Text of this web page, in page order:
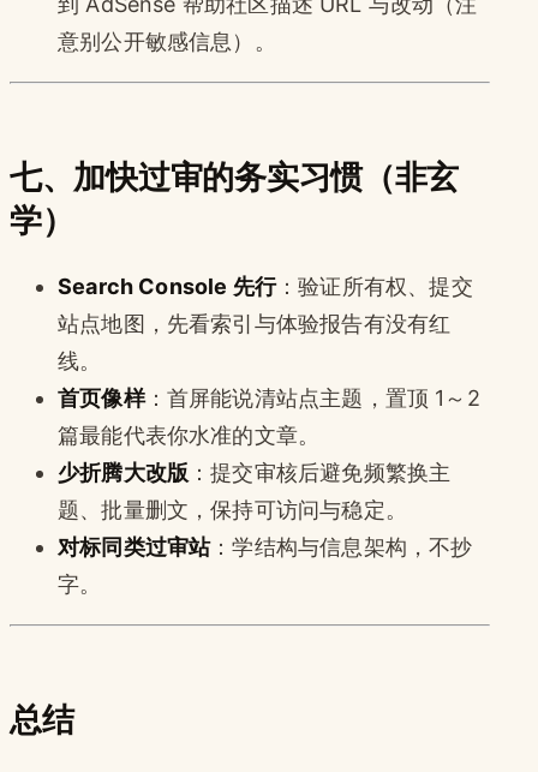
意别公开敏感信息）。
七、加快过审的务实习惯（非玄
学）
Search Console 先行：验证所有权、提交
站点地图，先看索引与体验报告有没有红
线。
首页像样：首屏能说清站点主题，置顶 1～2
篇最能代表你水准的文章。
少折腾大改版 ：提交审核后避免频繁换主
题、批量删文，保持可访问与稳定。
对标同类过审站：学结构与信息架构，不抄
字。
总结